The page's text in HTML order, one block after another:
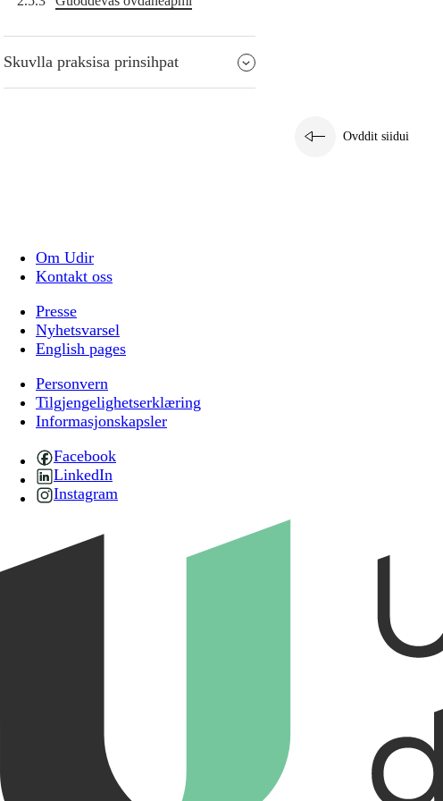
Skuvlla praksisa prinsihpat
Ovddit siidui
Om Udir
Kontakt oss
Presse
Nyhetsvarsel
English pages
Personvern
Tilgjengelighetserklæring
Informasjonskapsler
Facebook
LinkedIn
Instagram